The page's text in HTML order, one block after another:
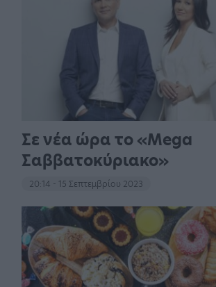
Σε νέα ώρα το «Mega
Σαββατοκύριακο»
20:14 - 15 Σεπτεμβρίου 2023